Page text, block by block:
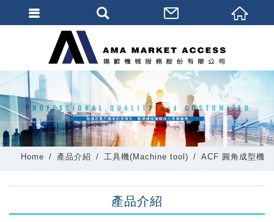
Home 產品介紹 工具機(Machine tool) ACF 圓角成型機
產品介紹
會員登入(燈箱)
加入會員
忘記密碼
密碼修改
訂單查詢
會員登出